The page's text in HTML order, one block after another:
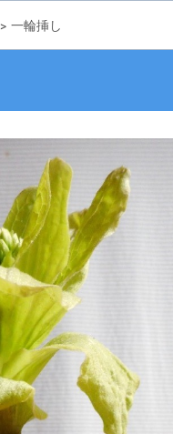
> 一輪挿し